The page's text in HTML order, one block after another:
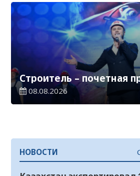
Строитель – почетная
08.08.2026
НОВОСТИ